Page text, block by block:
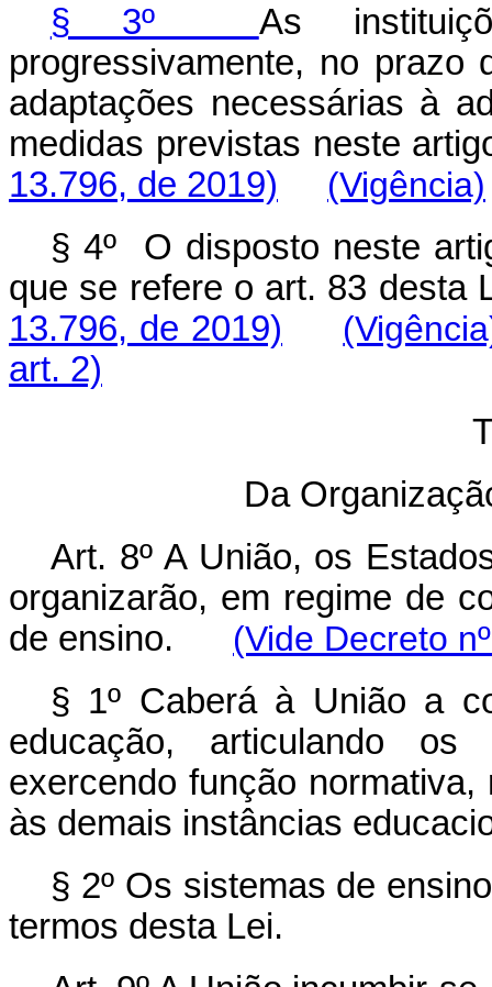
§ 3º As
progressivamente, no
adaptações necessárias à
medidas previstas
13.796, de 2019)
(Vigência)
§ 4º O disposto neste
que se refere o art.
13.796, de 2019)
art. 2)
Da
Art. 8º A União, os
organizarão, em regime de
de ensino. (Vide Decreto
§ 1º Caberá à União a
educação, articulando
exercendo função
às demais instâncias
§ 2º Os sistemas de
termos desta Lei.